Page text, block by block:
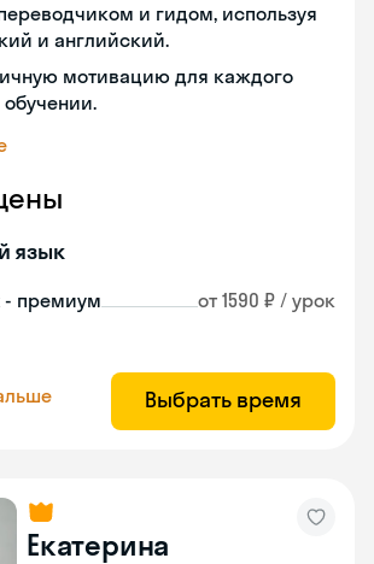
и гидом, используя
и английский.
мотивацию для каждого
язык
- премиум от 1590 ₽ / урок
Выбрать время
Екатерина